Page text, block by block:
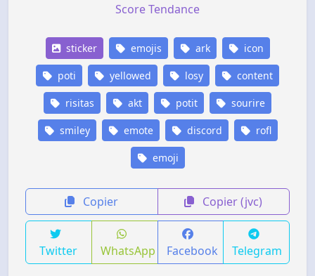
Score Tendance
sticker emojis ark icon
poti yellowed losy content
risitas akt potit sourire
smiley emote discord rofl
emoji
Copier Copier (jvc)
Twitter WhatsApp Facebook Telegram